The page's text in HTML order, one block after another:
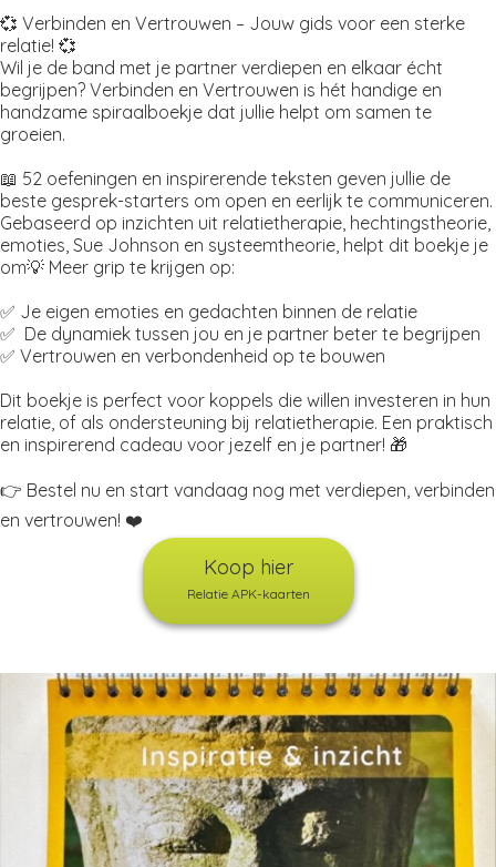
💞 Verbinden en Vertrouwen – Jouw gids voor een sterke
relatie! 💞
Wil je de band met je partner verdiepen en elkaar écht
begrijpen? Verbinden en Vertrouwen is hét handige en
handzame spiraalboekje dat jullie helpt om samen te
groeien.
📖 52 oefeningen en inspirerende teksten geven jullie de
beste gesprek-starters om open en eerlijk te communiceren.
Gebaseerd op inzichten uit relatietherapie, hechtingstheorie,
emoties, Sue Johnson en systeemtheorie, helpt dit boekje je
om💡 Meer grip te krijgen op:
✅ Je eigen emoties en gedachten binnen de relatie
✅ De dynamiek tussen jou en je partner beter te begrijpen
✅ Vertrouwen en verbondenheid op te bouwen
Dit boekje is perfect voor koppels die willen investeren in hun
relatie, of als ondersteuning bij relatietherapie. Een praktisch
en inspirerend cadeau voor jezelf en je partner! 🎁
👉 Bestel nu en start vandaag nog met verdiepen, verbinden
en vertrouwen! ❤️
Koop hier
Relatie APK-kaarten